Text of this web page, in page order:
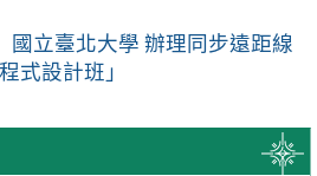
國立臺北大學 辦理同步遠距線
式設計班」